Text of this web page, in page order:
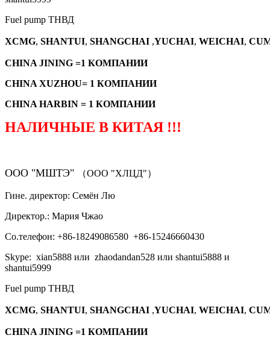
Fuel pump ТНВД
XCMG, SHANTUI, SHANGCHAI ,YUCHAI, WEICHAI,
CHINA JINING =1 КОМПАНИИ
CHINA XUZHOU= 1 КОМПАНИИ
CHINA HARBIN = 1 КОМПАНИИ
НАЛИЧНЫЕ В КИТАЯ !!!
ООО "МШТЭ" （ООО "ХЛЦД"）
Гине. директор: Семён Лю
Директор.: Мария Чжао
Со.телефон: +86-18249086580 +86-15246660430
Skype: xian5888 или zhaodandan528 или shantui5888 и
shantui5999
Fuel pump ТНВД
XCMG, SHANTUI, SHANGCHAI ,YUCHAI, WEICHAI,
CHINA JINING =1 КОМПАНИИ